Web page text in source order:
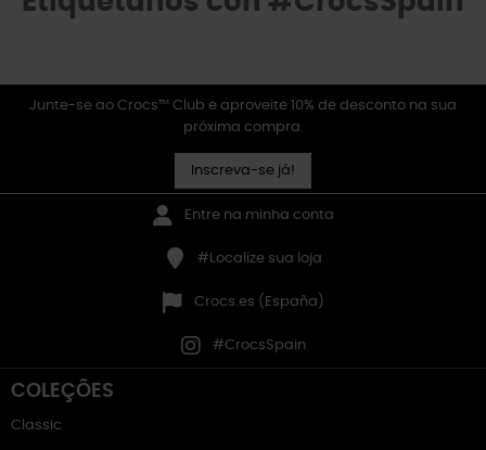
Junte-se ao Crocs™ Club e aproveite 10% de desconto na sua
próxima compra.
Inscreva-se já!
Entre na minha conta
#Localize sua loja
Crocs.es (España)
#CrocsSpain
COLEÇÕES
Classic